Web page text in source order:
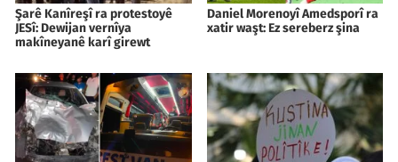
Şarê Kanîreşî ra protestoyê
JESî: Dewijan vernîya
makîneyanê karî girewt
Daniel Morenoyî Amedsporî ra
xatir waşt: Ez sereberz şina